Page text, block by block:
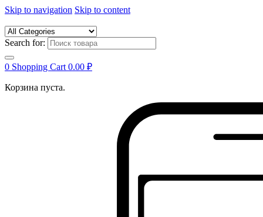
Skip to navigation Skip to content
Search for:
0 Shopping Cart 0.00 ₽
Корзина пуста.